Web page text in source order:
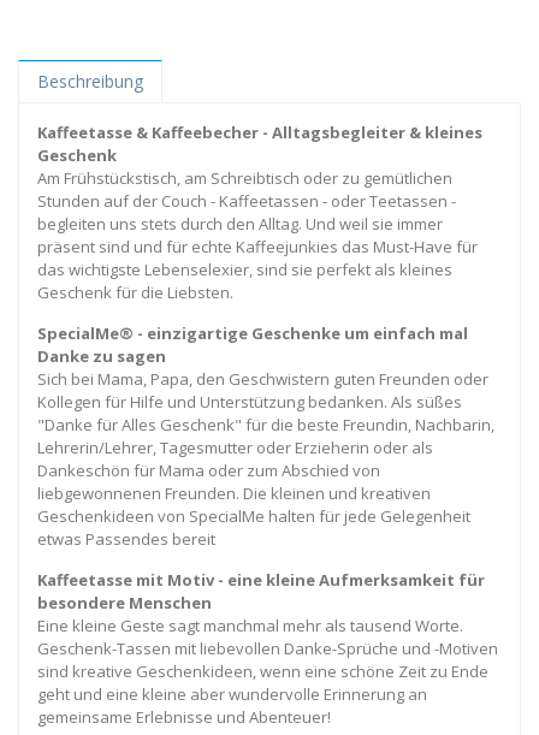
Beschreibung
Kaffeetasse & Kaffeebecher - Alltagsbegleiter & kleines
Geschenk
Am Frühstückstisch, am Schreibtisch oder zu gemütlichen
Stunden auf der Couch - Kaffeetassen - oder Teetassen -
begleiten uns stets durch den Alltag. Und weil sie immer
präsent sind und für echte Kaffeejunkies das Must-Have für
das wichtigste Lebenselexier, sind sie perfekt als kleines
Geschenk für die Liebsten.
SpecialMe® - einzigartige Geschenke um einfach mal
Danke zu sagen
Sich bei Mama, Papa, den Geschwistern guten Freunden oder
Kollegen für Hilfe und Unterstützung bedanken. Als süßes
"Danke für Alles Geschenk" für die beste Freundin, Nachbarin,
Lehrerin/Lehrer, Tagesmutter oder Erzieherin oder als
Dankeschön für Mama oder zum Abschied von
liebgewonnenen Freunden. Die kleinen und kreativen
Geschenkideen von SpecialMe halten für jede Gelegenheit
etwas Passendes bereit
Kaffeetasse mit Motiv - eine kleine Aufmerksamkeit für
besondere Menschen
Eine kleine Geste sagt manchmal mehr als tausend Worte.
Geschenk-Tassen mit liebevollen Danke-Sprüche und -Motiven
sind kreative Geschenkideen, wenn eine schöne Zeit zu Ende
geht und eine kleine aber wundervolle Erinnerung an
gemeinsame Erlebnisse und Abenteuer!